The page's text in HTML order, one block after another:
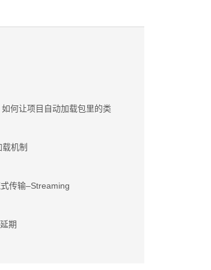
何让项目自动加载包里的类
机制
传输–Streaming
期